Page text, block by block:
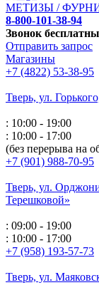
МЕТИЗЫ /
8-800-101-38-94
Звонок
Отправить запрос
Магазины
+7 (4822) 53-38-95
Тверь, ул.
: 10:00 - 19:00
: 10:00 - 17:00
(без перерыва на
+7 (901) 988-70-95
Тверь, ул.
Терешковой»
: 09:00 - 19:00
: 10:00 - 17:00
+7 (958) 193-57-73
Тверь, ул.